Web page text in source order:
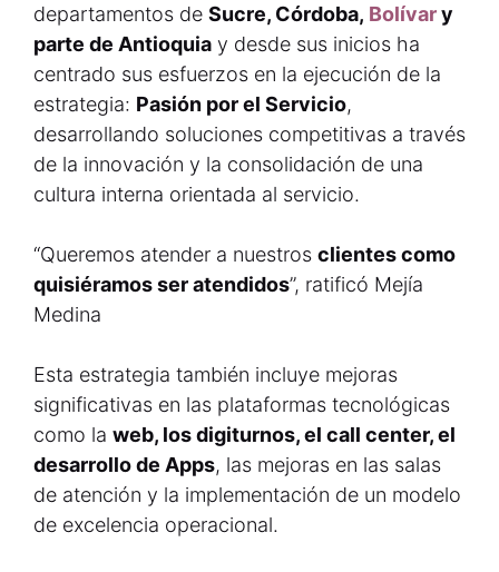
departamentos de Sucre, Córdoba, Bolívary
parte de Antioquia y desde sus inicios ha
centrado sus esfuerzos en la ejecución de la
estrategia: Pasión por el Servicio,
desarrollando soluciones competitivas a través
de la innovación y la consolidación de una
cultura interna orientada al servicio.
“Queremos atender a nuestros clientes como
quisiéramos ser atendidos”, ratificó Mejía
Medina
Esta estrategia también incluye mejoras
significativas en las plataformas tecnológicas
como la web, los digiturnos, el call center, el
desarrollo de Apps, las mejoras en las salas
de atención y la implementación de un modelo
de excelencia operacional.